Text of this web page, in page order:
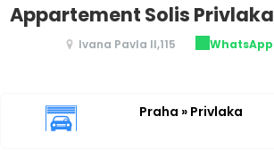
Appartement Solis Privlaka
Ivana Pavla II,115 WhatsApp
Praha » Privlaka